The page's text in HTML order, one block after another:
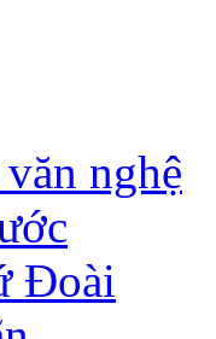
nghệ
Đoài